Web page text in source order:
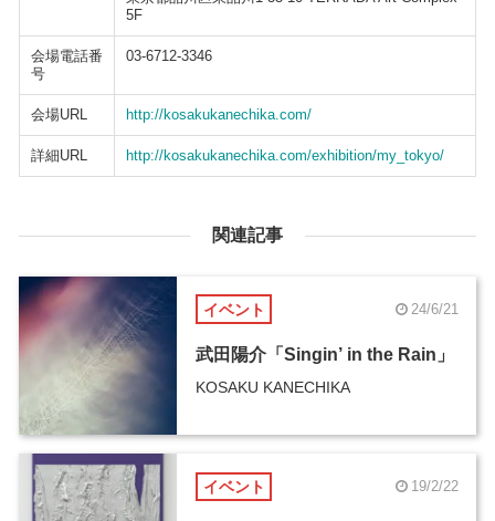
5F
会場電話番
号
03-6712-3346
会場URL http://kosakukanechika.com/
詳細URL http://kosakukanechika.com/exhibition/my_tokyo/
関連記事
イベント 24/6/21
武田陽介「Singin’ in the Rain」
KOSAKU KANECHIKA
イベント 19/2/22